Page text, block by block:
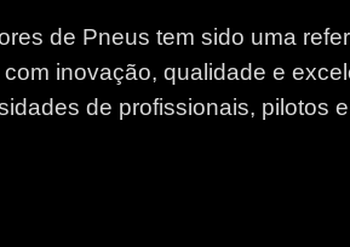
de Pneus tem sido uma
inovação, qualidade e
de profissionais, pilotos